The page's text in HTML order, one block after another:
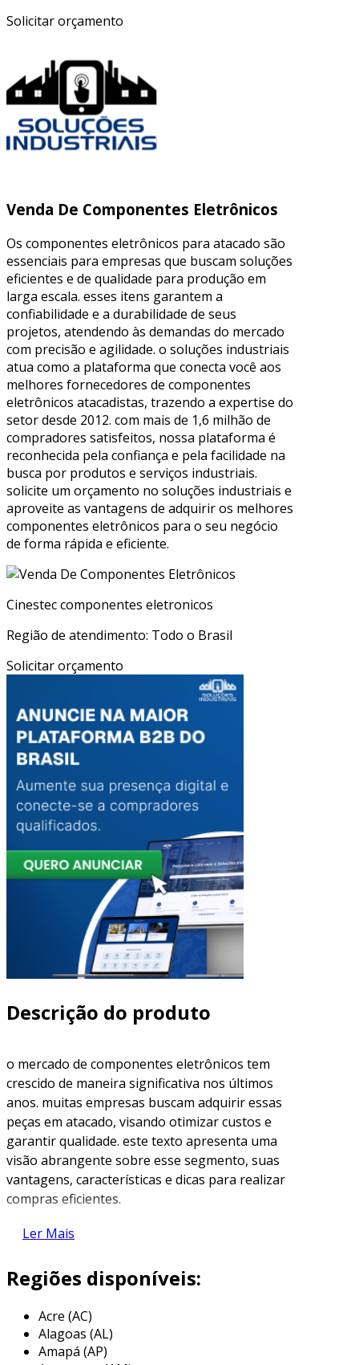
Solicitar orçamento
Venda De Componentes Eletrônicos
Os componentes eletrônicos para atacado são
essenciais para empresas que buscam soluções
eficientes e de qualidade para produção em
larga escala. esses itens garantem a
confiabilidade e a durabilidade de seus
projetos, atendendo às demandas do mercado
com precisão e agilidade. o soluções industriais
atua como a plataforma que conecta você aos
melhores fornecedores de componentes
eletrônicos atacadistas, trazendo a expertise do
setor desde 2012. com mais de 1,6 milhão de
compradores satisfeitos, nossa plataforma é
reconhecida pela confiança e pela facilidade na
busca por produtos e serviços industriais.
solicite um orçamento no soluções industriais e
aproveite as vantagens de adquirir os melhores
componentes eletrônicos para o seu negócio
de forma rápida e eficiente.
Cinestec componentes eletronicos
Região de atendimento: Todo o Brasil
Solicitar orçamento
Descrição do produto
o mercado de componentes eletrônicos tem
crescido de maneira significativa nos últimos
anos. muitas empresas buscam adquirir essas
peças em atacado, visando otimizar custos e
garantir qualidade. este texto apresenta uma
visão abrangente sobre esse segmento, suas
vantagens, características e dicas para realizar
compras eficientes.
o que são componentes eletrônicos?
fundamentais usadas em dispositivos
categorias: passivos e ativos.
componentes passivos
Ler Mais
Regiões disponíveis:
Acre (AC)
Alagoas (AL)
Amapá (AP)